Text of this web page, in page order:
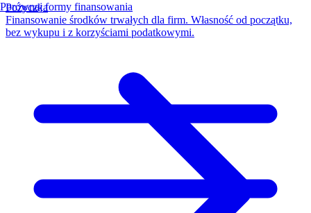
Pożyczka
Finansowanie środków trwałych dla firm. Własność od początku,
bez wykupu i z korzyściami podatkowymi.
Porównaj formy finansowania